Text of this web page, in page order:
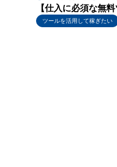
【仕入に必須な無
ツールを活用して稼ぎたい